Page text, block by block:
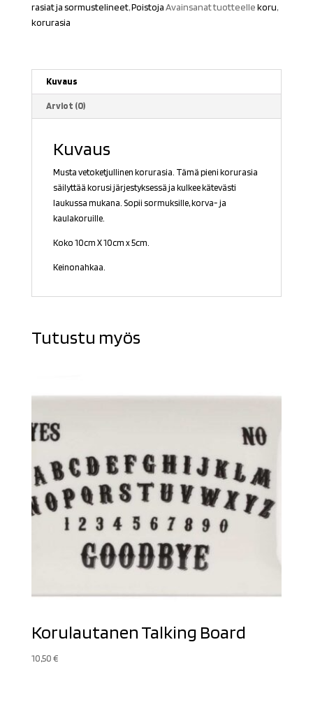
rasiat ja sormustelineet,PoistojaAvainsanat tuotteellekoru,
korurasia
Kuvaus
Arviot (0)
Kuvaus
Musta vetoketjullinen korurasia. Tämä pieni korurasia
säilyttää korusi järjestyksessä ja kulkee kätevästi
laukussa mukana. Sopii sormuksille, korva- ja
kaulakoruille.
Koko 10cm X 10cm x 5cm.
Keinonahkaa.
Tutustu myös
Korulautanen Talking Board
10,50€